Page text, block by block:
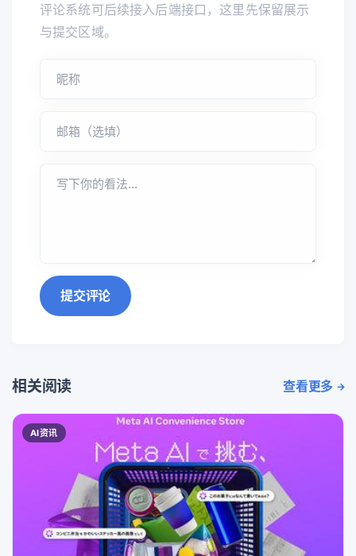
评论系统可后续接入后端接口，这里先保留展示
与提交区域。
提交评论
相关阅读 查看更多
AI资讯